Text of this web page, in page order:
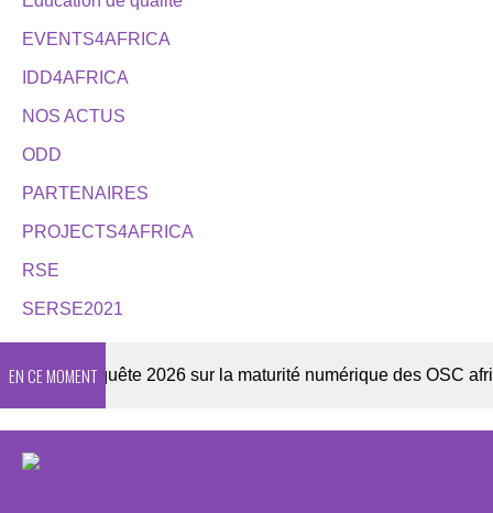
EVENTS4AFRICA
IDD4AFRICA
NOS ACTUS
ODD
PARTENAIRES
PROJECTS4AFRICA
RSE
SERSE2021
EN CE MOMENT
Enquête 2026 sur la maturité numérique des OSC